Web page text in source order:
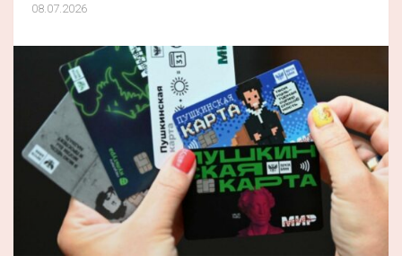
08.07.2026